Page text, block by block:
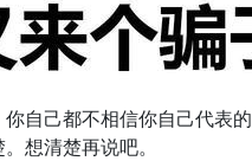
自己都不相信你自己代表的
想清楚再说吧。